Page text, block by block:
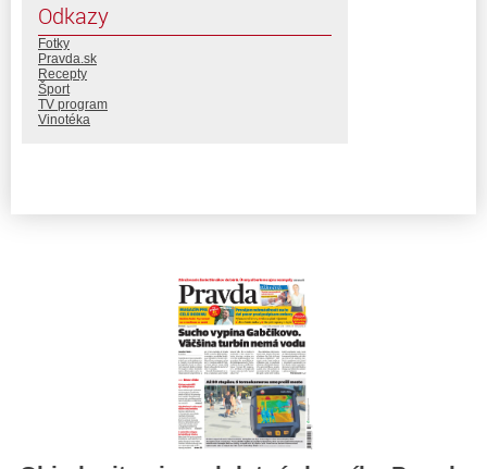
Odkazy
Fotky
Pravda.sk
Recepty
Šport
TV program
Vinotéka